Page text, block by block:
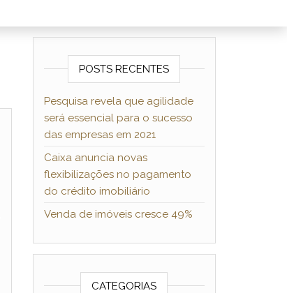
POSTS RECENTES
Pesquisa revela que agilidade
será essencial para o sucesso
das empresas em 2021
Caixa anuncia novas
flexibilizações no pagamento
do crédito imobiliário
Venda de imóveis cresce 49%
CATEGORIAS